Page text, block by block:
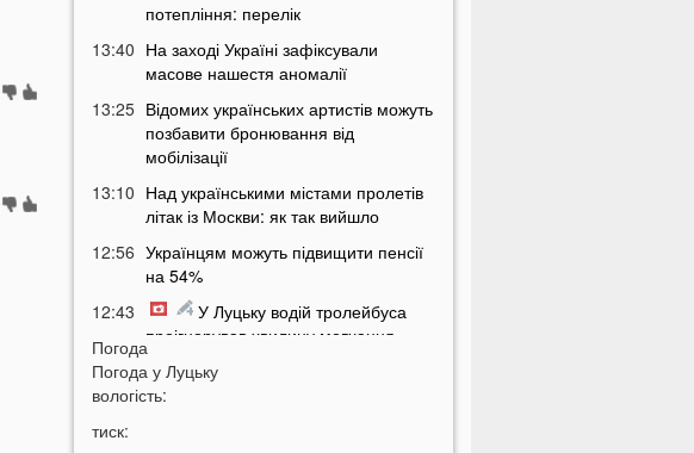
потепління: перелік
13:40 На заході Україні зафіксували
масове нашестя аномалії
13:25 Відомих українських артистів можуть
позбавити бронювання від
мобілізації
13:10 Над українськими містами пролетів
літак із Москви: як так вийшло
12:56 Українцям можуть підвищити пенсії
на 54%
12:43
У Луцьку водій тролейбуса
проігнорував хвилину мовчання
12:26 На Волині від удару блискавки
загорілися дві споруди
12:07
Погода
Погода у Луцьку
вологість:
тиск: